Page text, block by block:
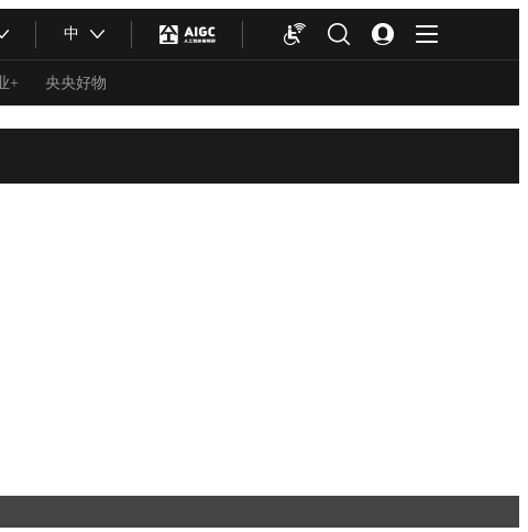
中
+ 央央好物
阅读 艺术 汽车 数智 5G 产业+